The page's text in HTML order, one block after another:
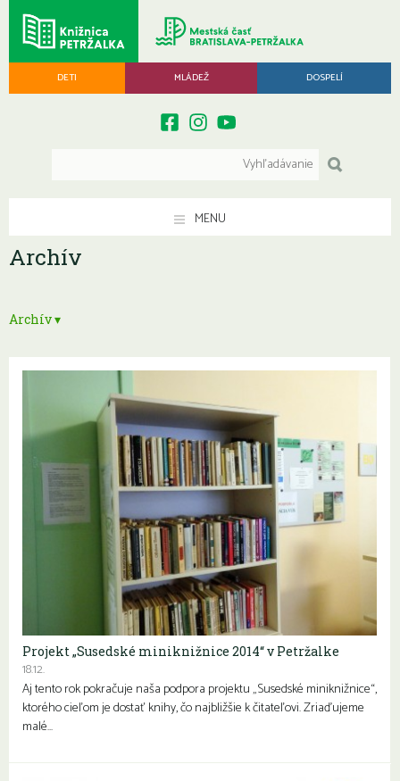
DETI MLÁDEŽ DOSPELÍ
MENU
Archív
Archív ▾
Projekt „Susedské miniknižnice 2014“ v Petržalke
18.12.
Aj tento rok pokračuje naša podpora projektu „Susedské miniknižnice“,
ktorého cieľom je dostať knihy, čo najbližšie k čitateľovi. Zriaďujeme
malé…